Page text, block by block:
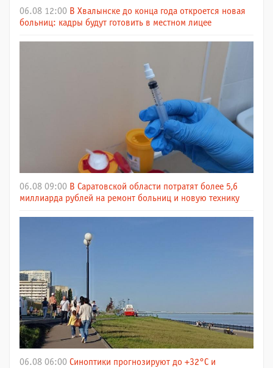
06.08 12:00 В Хвалынске до конца года откроется новая
больниц: кадры будут готовить в местном лицее
06.08 09:00 В Саратовской области потратят более 5,6
миллиарда рублей на ремонт больниц и новую технику
06.08 06:00 Синоптики прогнозируют до +32°C и